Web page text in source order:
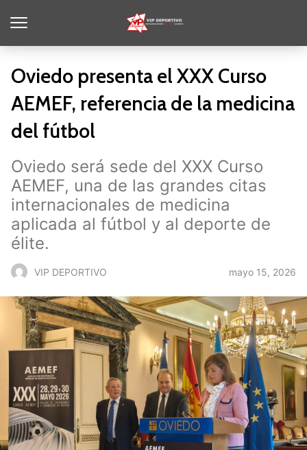
Oviedo presenta el XXX Curso
AEMEF, referencia de la medicina
del fútbol
Oviedo será sede del XXX Curso
AEMEF, una de las grandes citas
internacionales de medicina
aplicada al fútbol y al deporte de
élite.
VIP DEPORTIVO mayo 15, 2026